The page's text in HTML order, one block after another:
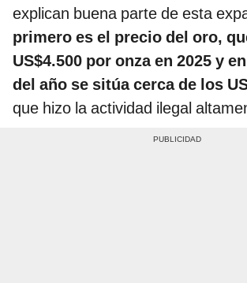
explican buena parte de esta
primero es el precio del oro,
US$4.500 por onza en 2025 y
del año se sitúa cerca de los
que hizo la actividad ilegal